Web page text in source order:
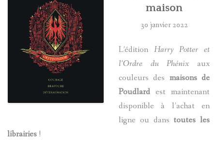
maison
30 janvier 2022
L’édition Harry Potter et
l’Ordre du Phénix aux
couleurs des maisons de
Poudlard est maintenant
disponible à l’achat en
ligne ou dans toutes les
librairies !